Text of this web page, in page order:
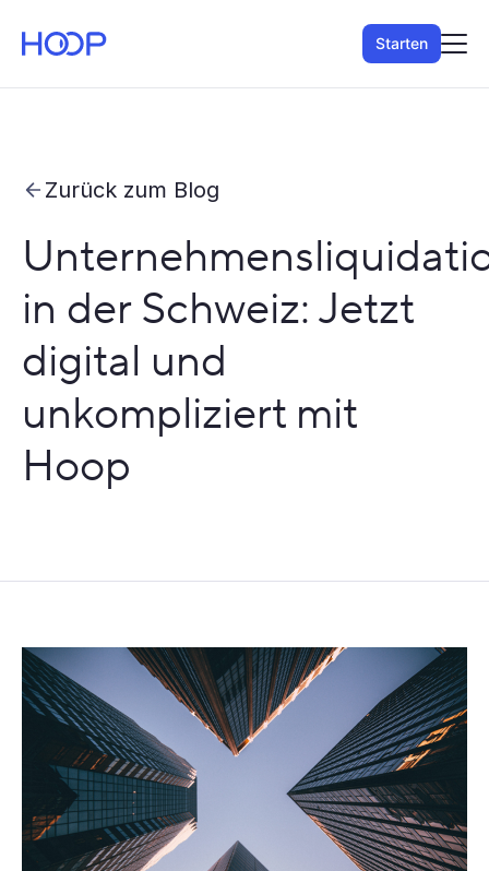
Starten
Zurück zum Blog
in der Schweiz: Jetzt
digital und
unkompliziert mit
Hoop